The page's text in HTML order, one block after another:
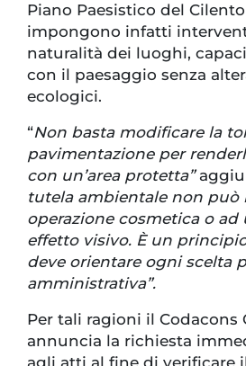
Piano Paesistico del
impongono infatti
naturalità dei luoghi,
con il paesaggio senza
ecologici.
“Non basta modificare la
pavimentazione per
con un’area protetta”
tutela ambientale non può
operazione cosmetica o ad
effetto visivo. È un
deve orientare ogni scelta
amministrativa”.
Per tali ragioni il Codacons
annuncia la richiesta